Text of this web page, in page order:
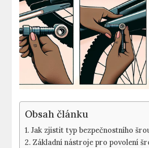
Obsah článku
Jak ​zjistit typ bezpečnostního
Základní nástroje pro povolení